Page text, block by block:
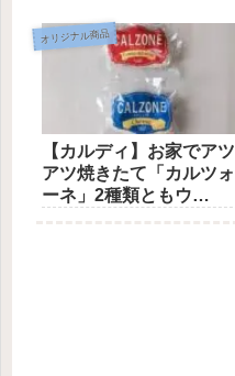
オリジナル商品
【カルディ】お家でアツ
アツ焼きたて「カルツォ
ーネ」2種類ともウ